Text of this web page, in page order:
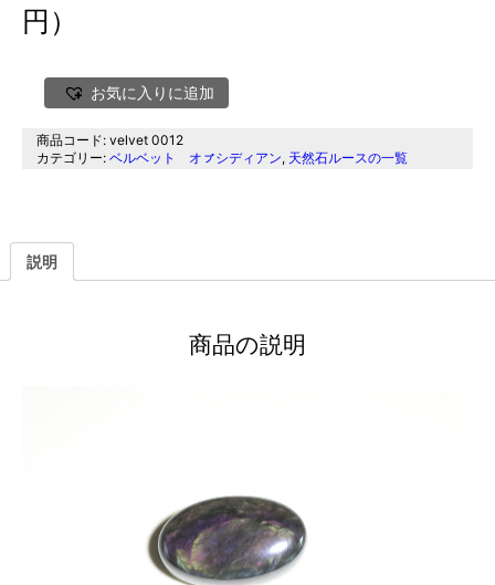
円）
お気に入りに追加
商品コード:velvet 0012
カテゴリー:ベルベット オㇷ゚シディアン, 天然石ルースの一覧
説明
商品の説明